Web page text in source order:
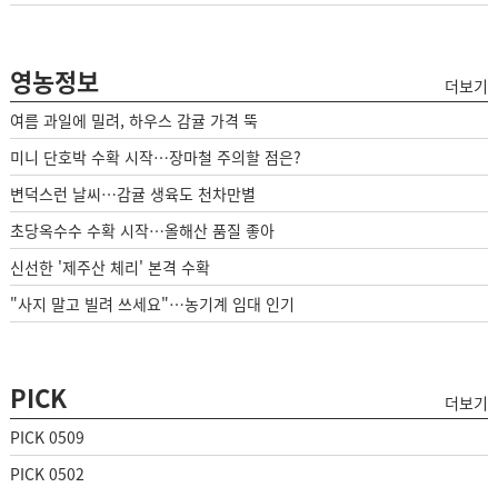
영농정보
더보기
여름 과일에 밀려, 하우스 감귤 가격 뚝
미니 단호박 수확 시작…장마철 주의할 점은?
변덕스런 날씨…감귤 생육도 천차만별
초당옥수수 수확 시작…올해산 품질 좋아
신선한 '제주산 체리' 본격 수확
"사지 말고 빌려 쓰세요"…농기계 임대 인기
PICK
더보기
PICK 0509
PICK 0502